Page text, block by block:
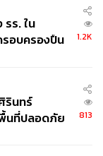
กรปฟรุต
ร่างให้ดูฟิต
ย่างเดียวก็อาจ
ลิ่นจากน้ำมัน
ก็อาจจะเลี่ยน
ร. ใน
อบครองปืน
1.2K
รินทร์
นที่ปลอดภัย
813